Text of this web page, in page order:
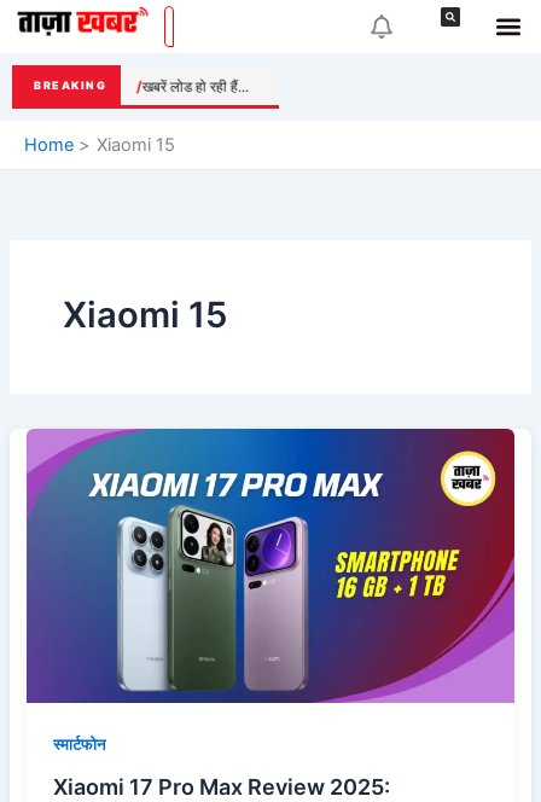
Skip
content
BREAKING खबरें लोड हो रही हैं...
Home Xiaomi 15
Xiaomi 15
स्मार्टफोन
Xiaomi 17 Pro Max Review 2025:
Xiaomi
17
India